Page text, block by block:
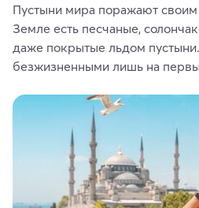
Пустыни мира поражают
Земле есть песчаные,
даже покрытые льдом
безжизненными лишь на
животные и маршруты,
ярких впечатлений от